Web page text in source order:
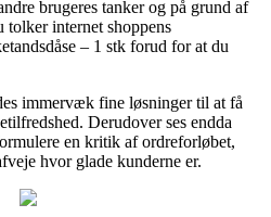
brugeres tanker og på grund af
tolker internet shoppens
– 1 stk forud for at du
immervæk fine løsninger til at få
Derudover ses endda
en kritik af ordreforløbet,
hvor glade kunderne er.